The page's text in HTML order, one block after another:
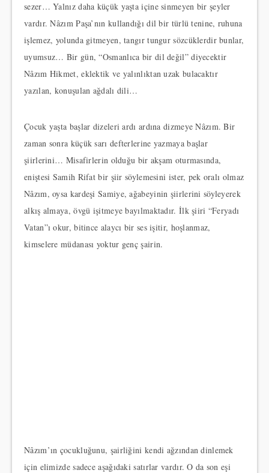
sezer… Yalnız daha küçük yaşta içine sinmeyen bir şeyler
vardır. Nâzım Paşa’nın kullandığı dil bir türlü tenine, ruhuna
işlemez, yolunda gitmeyen, tangır tungur sözcüklerdir bunlar,
uyumsuz… Bir gün, “Osmanlıca bir dil değil” diyecektir
Nâzım Hikmet, eklektik ve yalınlıktan uzak bulacaktır
yazılan, konuşulan ağdalı dili…
Çocuk yaşta başlar dizeleri ardı ardına dizmeye Nâzım. Bir
zaman sonra küçük sarı defterlerine yazmaya başlar
şiirlerini… Misafirlerin olduğu bir akşam oturmasında,
eniştesi Samih Rifat bir şiir söylemesini ister, pek oralı olmaz
Nâzım, oysa kardeşi Samiye, ağabeyinin şiirlerini söyleyerek
alkış almaya, övgü işitmeye bayılmaktadır. İlk şiiri “Feryadı
Vatan”ı okur, bitince alaycı bir ses işitir, hoşlanmaz,
kimselere müdanası yoktur genç şairin.
Nâzım’ın çocukluğunu, şairliğini kendi ağzından dinlemek
için elimizde sadece aşağıdaki satırlar vardır. O da son eşi